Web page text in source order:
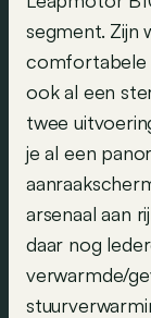
segment. Zijn
comfortabele
ook al een
twee
je al een
arsenaal aan
daar nog
verwarmde/